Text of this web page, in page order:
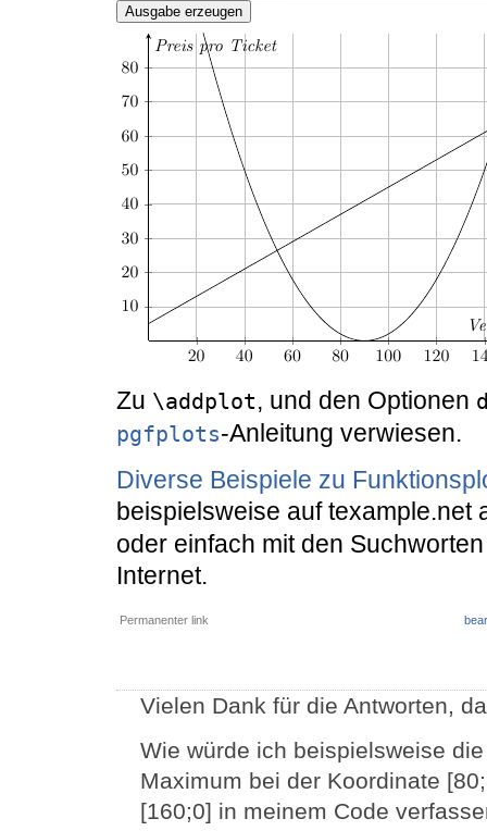
Ausgabe erzeugen
Zu \addplot, und den Optionen
pgfplots-Anleitung verwiesen.
Diverse Beispiele zu
beispielsweise auf texample.net
oder einfach mit den
Internet.
Permanenter link
Vielen Dank für die Antworten,
Wie würde ich beispielsweise
Maximum bei der Koordinate
[160;0] in meinem Code